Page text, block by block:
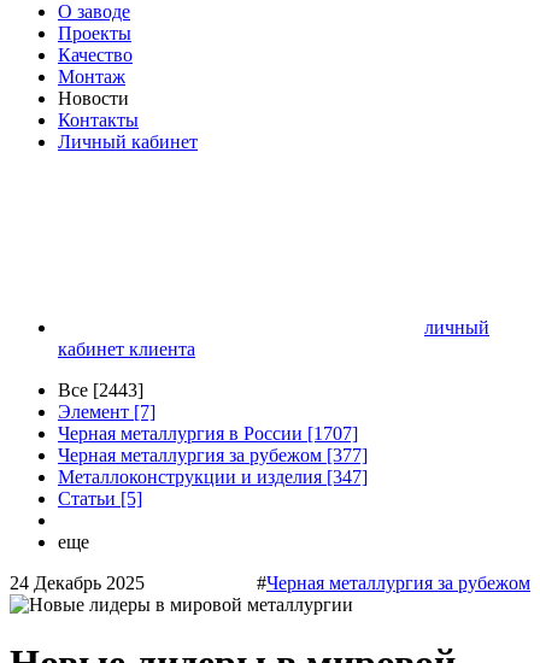
О заводе
Проекты
Качество
Монтаж
Новости
Контакты
Личный кабинет
личный
кабинет клиента
Все [2443]
Элемент [7]
Черная металлургия в России [1707]
Черная металлургия за рубежом [377]
Металлоконструкции и изделия [347]
Статьи [5]
еще
24 Декабрь 2025
#Черная металлургия за рубежом